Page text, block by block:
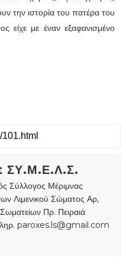
την ιστορία του πατέρα του
είχε με έναν εξαφανισμένο
ΣΥ.Μ.Ε.Λ.Σ.
Σύλλογος Μέριμνας
Λιμενικού Σώματος Αρ,
Πρ. Πειραιά
paroxes.ls@gmail.com